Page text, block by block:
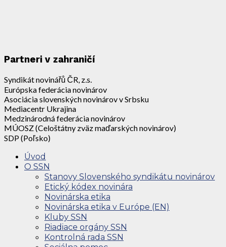
Partneri v zahraničí
Syndikát novinářů ČR, z.s.
Európska federácia novinárov
Asociácia slovenských novinárov v Srbsku
Mediacentr Ukrajina
Medzinárodná federácia novinárov
MÚOSZ (Celoštátny zväz maďarských novinárov)
SDP (Poľsko)
Úvod
O SSN
Stanovy Slovenského syndikátu novinárov
Etický kódex novinára
Novinárska etika
Novinárska etika v Európe (EN)
Kluby SSN
Riadiace orgány SSN
Kontrolná rada SSN